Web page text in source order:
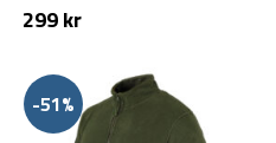
299kr
-51%